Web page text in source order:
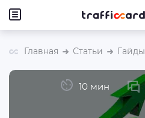
Главная Статьи Гайды
10 мин